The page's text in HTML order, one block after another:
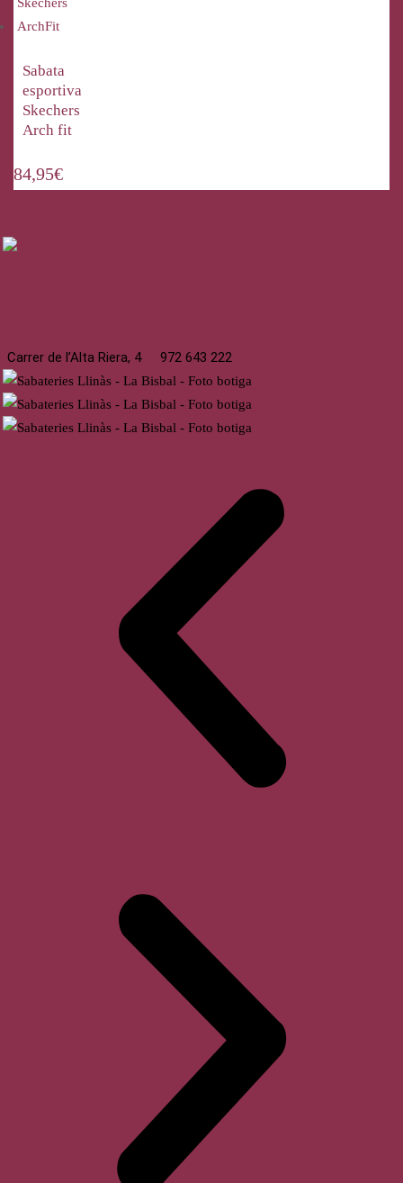
Sabata
esportiva
Skechers
Arch fit
84,95€
Carrer de l’Alta Riera, 4 972 643 222